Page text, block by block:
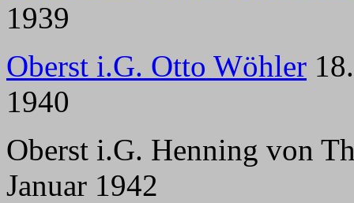
1939
Oberst i.G. Otto Wöhler
1940
Oberst i.G. Henning von
Januar 1942